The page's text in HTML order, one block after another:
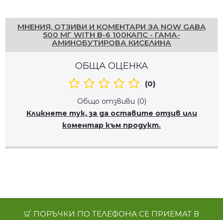
МНЕНИЯ, ОТЗИВИ И КОМЕНТАРИ ЗА NOW GABA
500 МГ WITH B-6 100КАПС - ГАМА-
АМИНОБУТИРОВА КИСЕЛИНА
ОБЩА ОЦЕНКА
(0)
Общо отзвиви (0)
Кликнете тук, за да оставите отзив или
коментар към продукт.
ПОРЪЧКИ ПО ТЕЛЕФОНА СЕ ПРИЕМАТ В